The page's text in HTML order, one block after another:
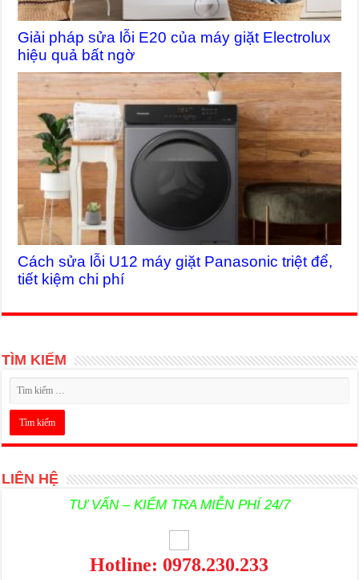
Giải pháp sửa lỗi E20 của máy giặt Electrolux
hiệu quả bất ngờ
Cách sửa lỗi U12 máy giặt Panasonic triệt để,
tiết kiệm chi phí
TÌM KIẾM
LIÊN HỆ
TƯ VẤN – KIỂM TRA MIỄN PHÍ 24/7
Hotline: 0978.230.233